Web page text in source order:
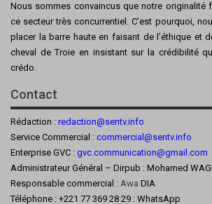
Nous sommes convaincus que notre originalité
ce secteur très concurrentiel. C’est pourquoi,
placer la barre haute en faisant de l’éthique et
cheval de Troie en insistant sur la crédibilité
crédo.
Contact
Rédaction : redaction@sentv.info
Service Commercial : commercial@sentv.info
Enterprise GVC : gvc.communication@gmail.com
Administrateur Général – Dirpub : Mohamed
Responsable commercial : Awa DIA
Téléphone : +221 77 369 28 29 : WhatsApp